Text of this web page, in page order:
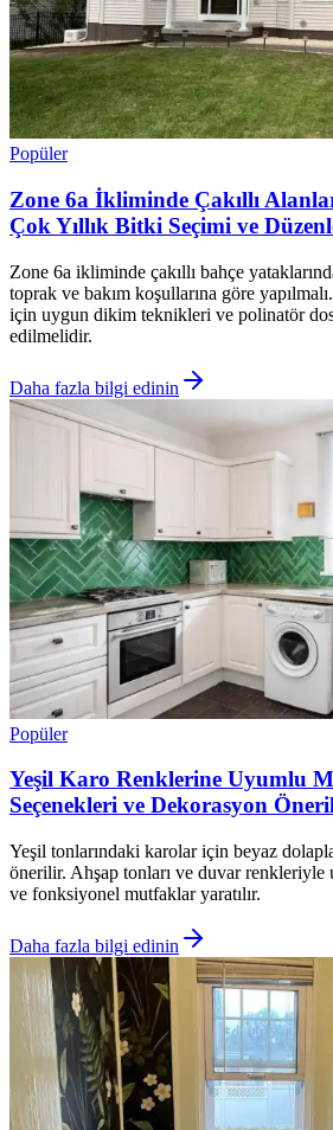
Popüler
Zone 6a İkliminde Çakıllı
Çok Yıllık Bitki Seçimi ve
Zone 6a ikliminde çakıllı bahçe
toprak ve bakım koşullarına göre
için uygun dikim teknikleri ve polinatör
edilmelidir.
Daha fazla bilgi edinin
Popüler
Yeşil Karo Renklerine Uyumlu
Seçenekleri ve Dekorasyon
Yeşil tonlarındaki karolar için beyaz
önerilir. Ahşap tonları ve duvar renkleriyle
ve fonksiyonel mutfaklar yaratılır.
Daha fazla bilgi edinin